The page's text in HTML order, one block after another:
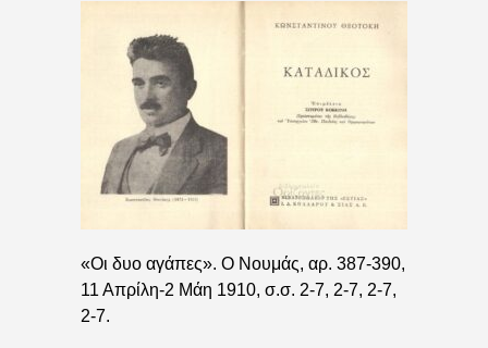
«Οι δυο αγάπες». Ο Νουμάς, αρ. 387-390,
11 Απρίλη-2 Μάη 1910, σ.σ. 2-7, 2-7, 2-7,
2-7.